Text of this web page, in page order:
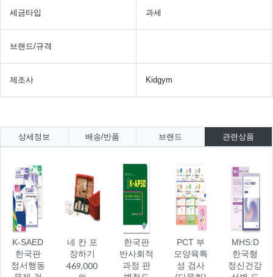
세금타입 과세
브랜드/규격
제조사 Kidgym
상세정보 배송/반품 브랜드 관련상품
K-SAED
한국판
정서행동
네 칸 포
장하기
469,000
한국판
반사회적
과정 판
PCT 부
모양육특
성 검사
MHS:D
한국형
정신건강